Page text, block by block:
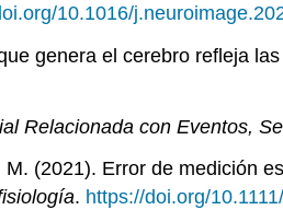
10.1016/
genera el cerebro refleja
Relacionada con Eventos,
(2021). Error de medición
. https://doi.org/